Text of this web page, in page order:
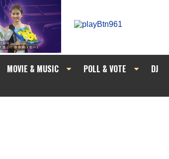
MOVIE & MUSIC POLL & VOTE DJ